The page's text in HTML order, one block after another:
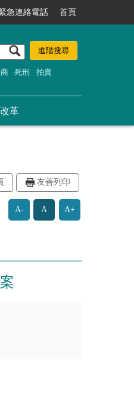
急連絡電話 首頁
死刑 拍賣
革
友善列印
A- A A+